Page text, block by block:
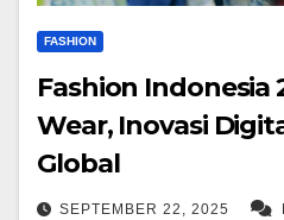
FASHION
Fashion Indonesia
Wear, Inovasi
Global
SEPTEMBER 22, 2025